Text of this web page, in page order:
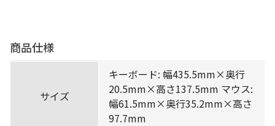
商品仕様
サイズ
キーボード: 幅435.5mm×奥行
20.5mm×高さ137.5mm マウス:
幅61.5mm×奥行35.2mm×高さ
97.7mm